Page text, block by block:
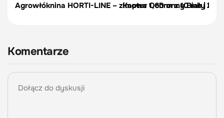
Agrowłóknina HORTI-LINE – zimowa 1,60 m x 10 mb |
Kaptur Ochronny Biały 2,2
Komentarze